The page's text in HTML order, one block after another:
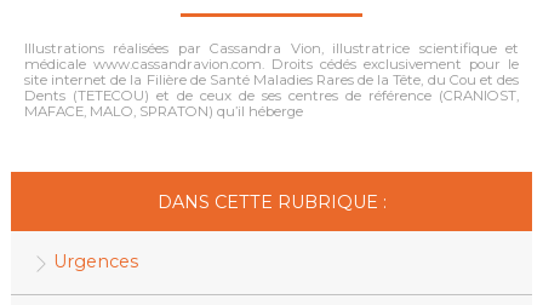
Illustrations réalisées par Cassandra Vion, illustratrice scientifique et
médicale www.cassandravion.com. Droits cédés exclusivement pour le
site internet de la Filière de Santé Maladies Rares de la Tête, du Cou et des
Dents (TETECOU) et de ceux de ses centres de référence (CRANIOST,
MAFACE, MALO, SPRATON) qu’il héberge
DANS CETTE RUBRIQUE :
Urgences